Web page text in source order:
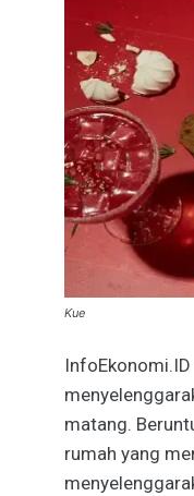
Kue
matang.
rumah yang